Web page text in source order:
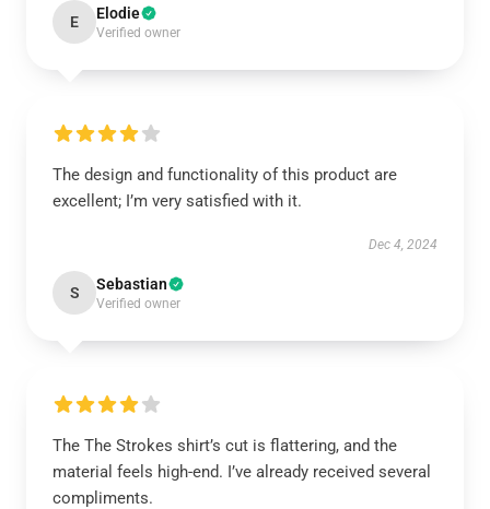
E Elodie
Verified owner
The design and functionality of this product are
excellent; I’m very satisfied with it.
Dec 4, 2024
S Sebastian
Verified owner
The The Strokes shirt’s cut is flattering, and the
material feels high-end. I’ve already received several
compliments.